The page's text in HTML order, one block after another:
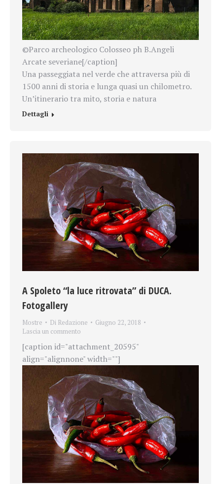
©Parco archeologico Colosseo ph B.Angeli
Arcate severiane[/caption]
Una passeggiata nel verde che attraversa più di
1500 anni di storia e lunga quasi un chilometro.
Un’itinerario tra mito, storia e natura
Dettagli
A Spoleto “la luce ritrovata” di DUCA.
Fotogallery
Mostre Di Redazione
Giugno 22, 2018
Lascia un commento
[caption id="attachment_20595"
align="alignnone" width=""]